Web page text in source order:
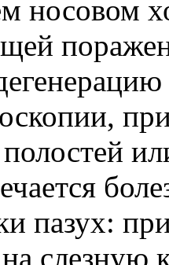
носовом
пазух:
слезную